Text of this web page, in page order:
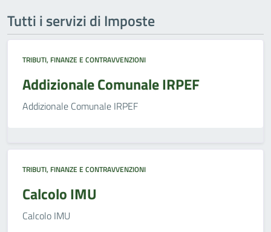
Tutti i servizi di Imposte
TRIBUTI, FINANZE E CONTRAVVENZIONI
Addizionale Comunale IRPEF
Addizionale Comunale IRPEF
TRIBUTI, FINANZE E CONTRAVVENZIONI
Calcolo IMU
Calcolo IMU